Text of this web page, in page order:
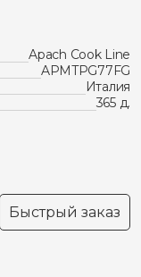
Apach Cook Line
APMTPG77FG
Италия
365 д.
Быстрый заказ